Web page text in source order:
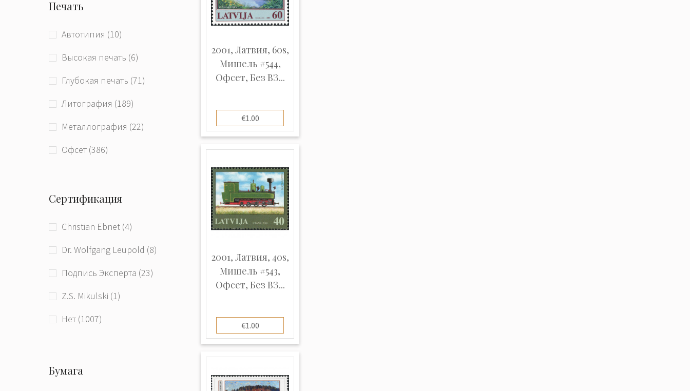
империя) (168)
Республика (1)
Украина (1)
Эстония (102)
1960ые (20)
1970ые (7)
1980ые (2)
1990ые (179)
начало 21 века (181)
Печать
Автотипия (10)
Высокая печать (6)
Глубокая печать (71)
Литография (189)
Металлография (22)
Офсет (386)
Типографская (208)
Фототипия (71)
Неизвестна (94)
Сертификация
Christian Ebnet (4)
Dr. Wolfgang Leupold (8)
Подпись Эксперта (23)
Z.S. Mikulski (1)
Нет (1007)
Бумага
2001, Латвия, 60s,
Мишель #544,
Офсет, Без ВЗ...
€1.00
2001, Латвия, 40s,
Мишель #543,
Офсет, Без ВЗ...
€1.00